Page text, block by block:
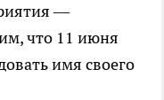
—
что 11 июня
имя своего